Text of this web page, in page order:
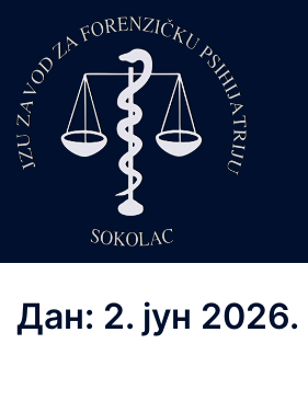
content
Дан: 2. јун 2026.